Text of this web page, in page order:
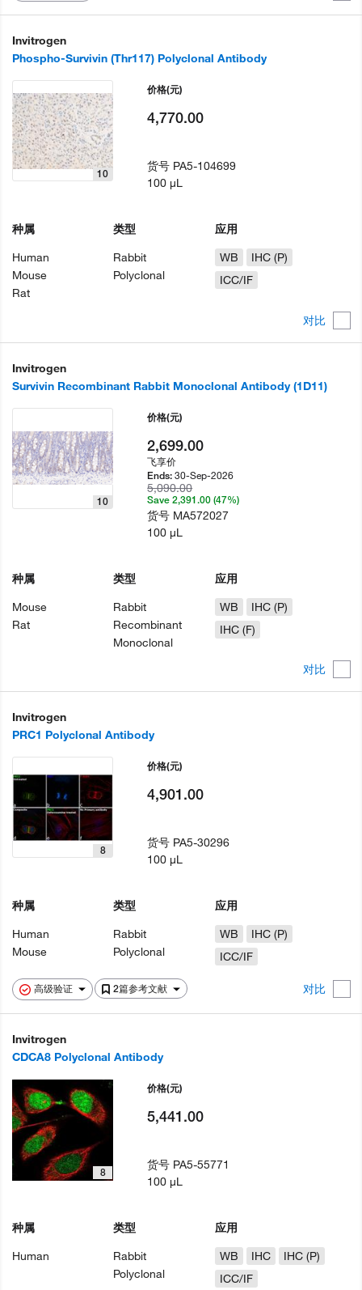
Invitrogen
Phospho-Survivin (Thr117) Polyclonal Antibody
对比
10
种属
Human
Mouse
Rat
类型
Rabbit
Polyclonal
应用
WB
IHC (P)
ICC/IF
价格(元)
4,770.00
货号 PA5-104699
100 µL
Invitrogen
Survivin Recombinant Rabbit Monoclonal Antibody (1D11)
对比
10
种属
Mouse
Rat
类型
Rabbit
Recombinant
Monoclonal
应用
WB
IHC (P)
IHC (F)
价格(元)
2,699.00
飞享价
Ends:30-Sep-2026
5,090.00
Save 2,391.00 (47%)
货号 MA572027
100 µL
Invitrogen
PRC1 Polyclonal Antibody
高级验证 2篇参考文献 对比
8
种属
Human
Mouse
类型
Rabbit
Polyclonal
应用
WB
IHC (P)
ICC/IF
价格(元)
4,901.00
货号 PA5-30296
100 µL
Invitrogen
CDCA8 Polyclonal Antibody
8
种属
Human
类型
Rabbit
Polyclonal
应用
WB
IHC
IHC (P)
ICC/IF
价格(元)
5,441.00
货号 PA5-55771
100 µL